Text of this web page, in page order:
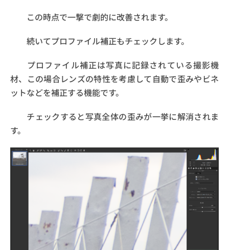
この時点で一撃で劇的に改善されます。
続いてプロファイル補正もチェックします。
プロファイル補正は写真に記録されている撮影機
材、この場合レンズの特性を考慮して自動で歪みやビネ
ットなどを補正する機能です。
チェックすると写真全体の歪みが一挙に解消されま
す。